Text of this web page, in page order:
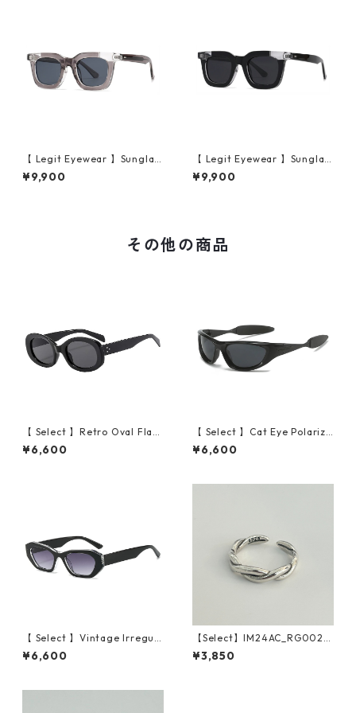
【 Legit Eyewear 】Sunglas
ses Konoe (Clear Grey/Gre
y)
¥9,900
【 Legit Eyewear 】Sunglas
ses Konoe (Black Clear/Gre
y)
¥9,900
その他の商品
【 Select 】Retro Oval Flam
e Sunglasses (Black/Grey）
¥6,600
【 Select 】Cat Eye Polarize
d Wide Lens Sunglasses (Bl
ack grey)
¥6,600
【 Select 】Vintage Irregula
r Cat Eye Sunglasses (Blac
k/Grey Gradient)
¥6,600
【Select】IM24AC_RG002 /
Twist ring（Silver）
¥3,850